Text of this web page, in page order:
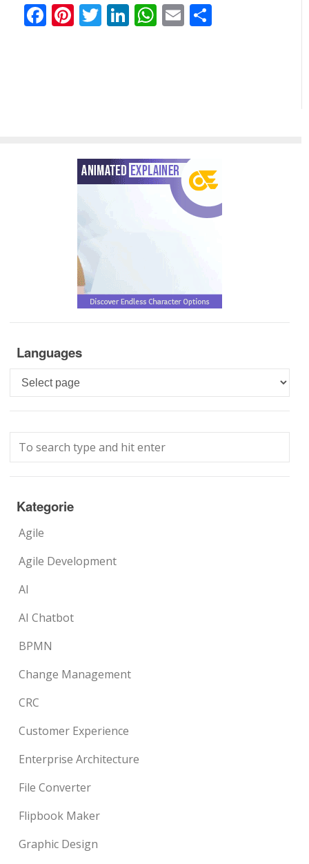
Facebook
Pinterest
Twitter
LinkedIn
WhatsApp
Email
Languages
Languages
Kategorie
Agile
Agile Development
AI
AI Chatbot
BPMN
Change Management
CRC
Customer Experience
Enterprise Architecture
File Converter
Flipbook Maker
Graphic Design